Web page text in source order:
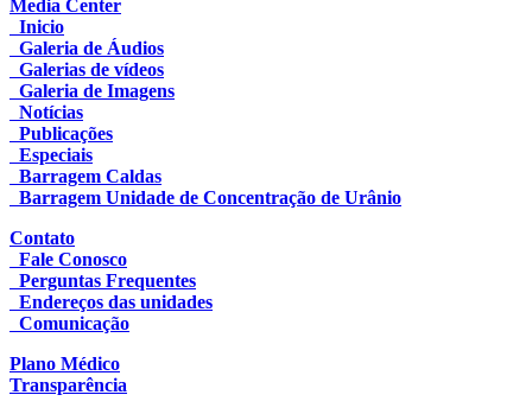
Media Center
Inicio
Galeria de Áudios
Galerias de vídeos
Galeria de Imagens
Notícias
Publicações
Especiais
Barragem Caldas
Barragem Unidade de Concentração de Urânio
Contato
Fale Conosco
Perguntas Frequentes
Endereços das unidades
Comunicação
Plano Médico
Transparência